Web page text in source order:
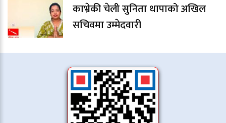
काभ्रेकी चेली सुनिता थापाको अखिल
सचिवमा उम्मेदवारी